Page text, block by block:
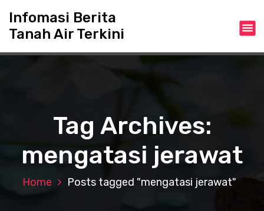
t
Infomasi Berita
Tanah Air Terkini
Tag Archives:
mengatasi jerawat
Home Posts tagged "mengatasi jerawat"